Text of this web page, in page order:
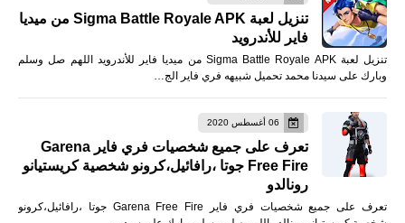
تنزيل لعبة Sigma Battle Royale APK من ميديا
فاير للأندرويد
تنزيل لعبة Sigma Battle Royale APK من ميديا فاير للأندرويد اللهم صل وسلم
وبارك على سيدنا محمد تحميل شبيهه فري فاير الج…
06 أغسطس 2020
تعرف على جميع شخصيات فري فاير Garena
Free Fire جوتا ،رافائيل،كرونو شخصية كريستيانو
رونالدو
تعرف على جميع شخصيات فري فاير Garena Free Fire جوتا ،رافائيل،كرونو